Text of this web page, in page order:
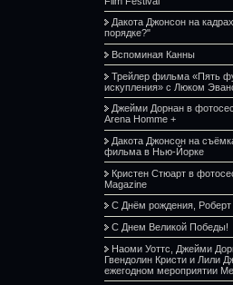
Дакота Джонсон на
порядке?"
Вспоминая Канны
Трейлер фильма «Пять
искупления» с Люком
Джейми Дорнан в
Arena Homme +
Дакота Джонсон на
фильма в Нью-Йорке
Кристен Стюарт в
Magazine
С Днём рождения, Роберт
С Днем Великой Победы!
Наоми Уоттс, Джейми
Гвендолин Кристи и Лили
ежегодном мероприятии